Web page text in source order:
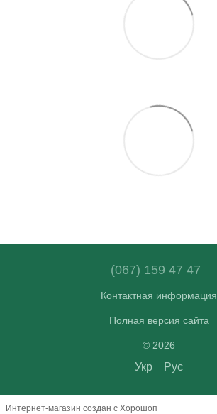
(067) 159 47 47
Контактная информация
Полная версия сайта
© 2026
Укр Рус
Интернет-магазин создан с Хорошоп